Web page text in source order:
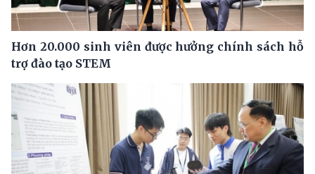
Hơn 20.000 sinh viên được hưởng chính sách hỗ
trợ đào tạo STEM